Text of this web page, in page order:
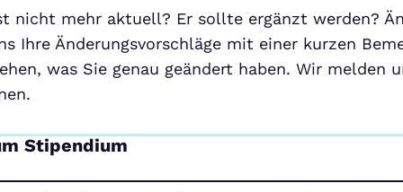
nicht mehr aktuell? Er sollte ergänzt werden?
Ihre Änderungsvorschläge mit einer kurzen
was Sie genau geändert haben. Wir melden
Stipendium